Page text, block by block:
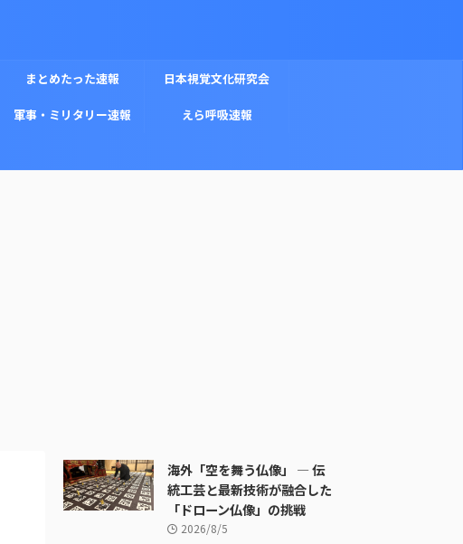
まとめたった速報 日本視覚文化研究会
軍事・ミリタリー速報 えら呼吸速報
海外「空を舞う仏像」 ― 伝
統工芸と最新技術が融合した
「ドローン仏像」の挑戦
2026/8/5